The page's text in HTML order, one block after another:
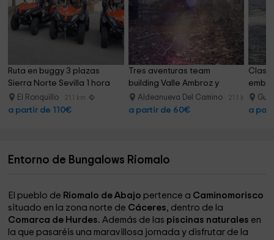
Ruta en buggy 3 plazas
Sierra Norte Sevilla 1 hora
El Ronquillo 21.1 km
a partir de 110€
Tres aventuras team
building Valle Ambroz y
comida
Aldeanueva Del Camino 21.1 km
a partir de 60€ a
Entorno de Bungalows Riomalo
El pueblo de Riomalo de Abajo pertence a Caminomorisco
situado en la zona norte de Cáceres, dentro de la
Comarca de Hurdes.Además de las piscinas naturales en
la que pasaréis una maravillosa jornada y disfrutar de la